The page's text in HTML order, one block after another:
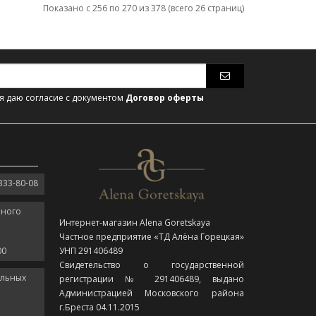
Показано с 256 по 270 из 378 (всего 26 страниц)
согласие с документом Договор оферты
80-08
Интернет-магазин Alena Goretskaya
Частное предприятие «ТД Алёна Горецкая»
УНП 291406489
Свидетельство о государственной
регистрации № 291406489, выдано
Администрацией Московского района
г.Бреста 04.11.2015